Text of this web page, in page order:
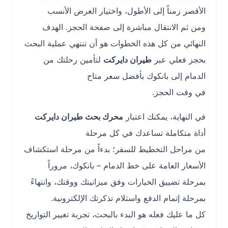
الأقصر زمناً إلى الأطول، واختيار العرض الأنسب
ومن ثم الانتقال مباشرة إلى صفحة الحجز. الهدف
النهائي من كل هذه الخطوات هو أن تنتهي عملية البحث
بحجز فعلي عبر طيران دايركتلتأمين رحلتك من
الدمام إلى بانكوك بأفضل سعر متاح
في وقت الحجز.
في النهاية، يمكنك اعتبارمحرك بحث طيران دايركت
أداة متكاملة تساعدك في كل مرحلة
من مراحل التخطيط للسفر؛ بدءاً من مرحلة استكشاف
الأسعار العامة على خط الدمام – بانكوك، مروراً
بمرحلة تضييق الخيارات وفق ميزانيتك ووقتك، وانتهاءً
بمرحلة إتمام الدفع واستلام تذكرتك الإلكترونية.
كل ما عليك فعله هو البدء بالبحث، تجربة تغيير التواريخ